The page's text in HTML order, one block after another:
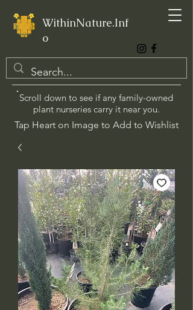
WithinNature.Inf
o
Scroll down to see if any family-owned
plant nurseries carry it near you.
Tap Heart on Image to Add to Wishlist